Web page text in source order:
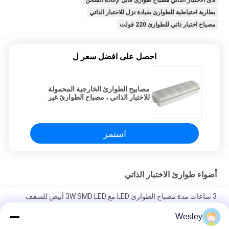
بطارية احتياطية للطوارئ بقيادة نزل للاختبار الذاتي
مصباح اختبار ذاتي للطوارئ 220 فولت
احصل على افضل سعر ل
مصابيح الطوارئ الخارجية المحمولة
للاختبار الذاتي ، مصباح الطوارئ غير
استمر
أضواء طوارئ الاختبار الذاتي
3 ساعات مدة مصباح الطوارئ LED مع 3W SMD LED أبيض للسقف
مدرجة
Wesley